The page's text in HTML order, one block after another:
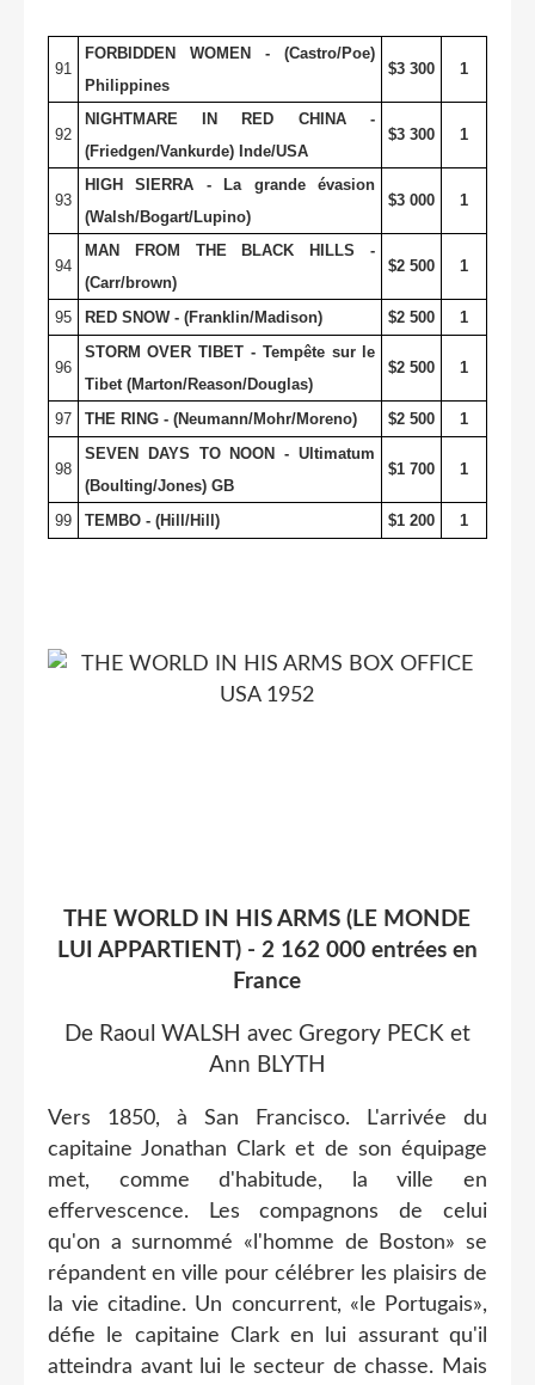
91
FORBIDDEN WOMEN - (Castro/Poe)
Philippines
$3 300 1
92
NIGHTMARE IN RED CHINA -
(Friedgen/Vankurde) Inde/USA
$3 300 1
93
HIGH SIERRA - La grande évasion
(Walsh/Bogart/Lupino)
$3 000 1
94
MAN FROM THE BLACK HILLS -
(Carr/brown)
$2 500 1
95 RED SNOW - (Franklin/Madison) $2 500 1
96
STORM OVER TIBET - Tempête sur le
Tibet (Marton/Reason/Douglas)
$2 500 1
97 THE RING - (Neumann/Mohr/Moreno) $2 500 1
98
SEVEN DAYS TO NOON - Ultimatum
(Boulting/Jones) GB
$1 700 1
99 TEMBO - (Hill/Hill) $1 200 1
THE WORLD IN HIS ARMS (LE MONDE
LUI APPARTIENT) - 2 162 000 entrées en
France
De Raoul WALSH avec Gregory PECK et
Ann BLYTH
Vers 1850, à San Francisco. L'arrivée du
capitaine Jonathan Clark et de son équipage
met, comme d'habitude, la ville en
effervescence. Les compagnons de celui
qu'on a surnommé «l'homme de Boston» se
répandent en ville pour célébrer les plaisirs de
la vie citadine. Un concurrent, «le Portugais»,
défie le capitaine Clark en lui assurant qu'il
atteindra avant lui le secteur de chasse. Mais